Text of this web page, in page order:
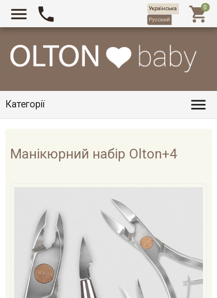
Категорії 
  
Манікюрний набір Olton+4
Українська
Русский